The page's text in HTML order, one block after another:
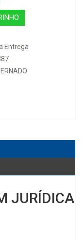
Entrega
JURÍDICA